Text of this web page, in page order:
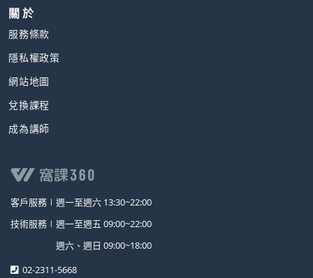
關 於
服務條款
隱私權政策
網站地圖
兌換課程
成為講師
客戶服務∣ 週一至週六 13:30~22:00
技術服務∣ 週一至週五 09:00~22:00
週六、週日 09:00~18:00
02-2311-5668